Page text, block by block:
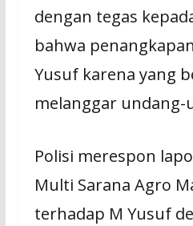
dengan tegas
bahwa
Yusuf karena yang
melanggar undang-
Polisi merespon
Multi Sarana Agro
terhadap M Yusuf